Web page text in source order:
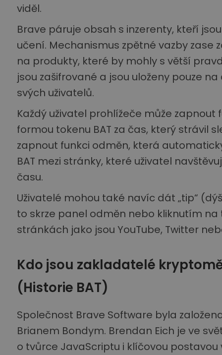
viděl.
Brave páruje obsah s inzerenty, kteří
učení. Mechanismus zpětné vazby zase
na produkty, které by mohly s větší
jsou zašifrované a jsou uloženy pouze
svých uživatelů.
Každý uživatel prohlížeče může
formou tokenu BAT za čas, který strávil
zapnout funkci odměn, která
BAT mezi stránky, které uživatel
času.
Uživatelé mohou také navíc dát „tip“
to skrze panel odměn nebo kliknutím na
stránkách jako jsou YouTube, Twitter
Kdo jsou zakladatelé
(Historie BAT)
Společnost Brave Software byla
Brianem Bondym. Brendan Eich je ve
o tvůrce JavaScriptu i klíčovou postavou